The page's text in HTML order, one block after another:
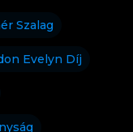
Szalag
Evelyn Díj